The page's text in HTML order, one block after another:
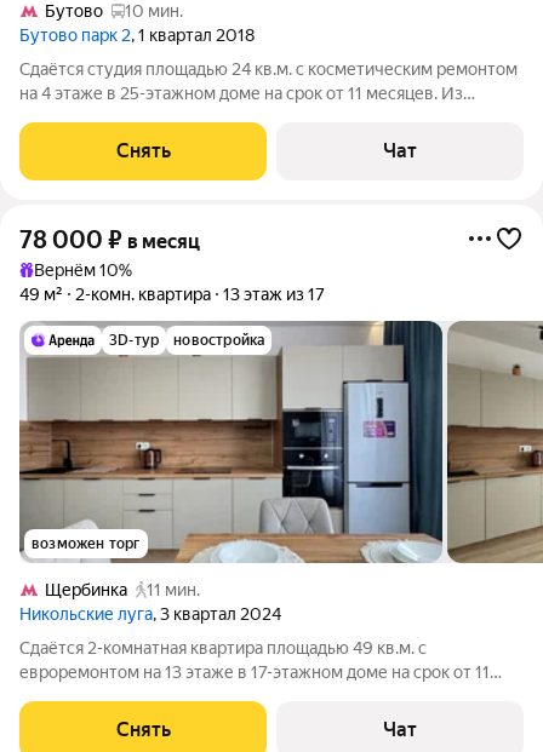
Бутово
10 мин.
Бутово парк 2, 1 квартал 2018
Сдаётся студия площадью 24 кв.м. с косметическим ремонтом
на 4 этаже в 25-этажном доме на срок от 11 месяцев. Из
панельный, окна выходят во двор. В подъезде 1 лифт - 0
грузовых и 1 пассажирский. Во
Снять Чат
78 000 ₽ в месяц
Вернём 10%
49 м²
2-комн. квартира 13 этаж из 17
3D-тур новостройка
возможен торг
Щербинка
11 мин.
Никольские луга, 3 квартал 2024
Сдаётся 2-комнатная квартира площадью 49 кв.м. с
евроремонтом на 13 этаже в 17-этажном доме на срок от 11
Стиральная машина Холодильник Кондиционер
Микроволновка Дом - монолитный, окна выходят во
Снять Чат